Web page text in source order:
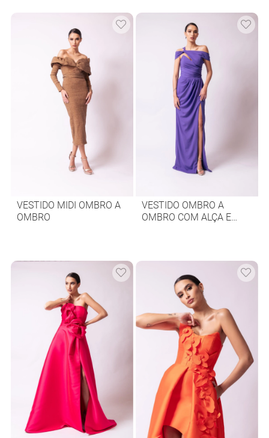
VESTIDO MIDI OMBRO A
OMBRO
VESTIDO OMBRO A
OMBRO COM ALÇA E